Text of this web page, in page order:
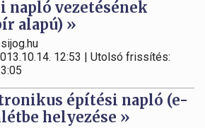
napló vezetésének
alapú) »
12:53 | Utolsó frissítés:
építési napló (e-
helyezése »